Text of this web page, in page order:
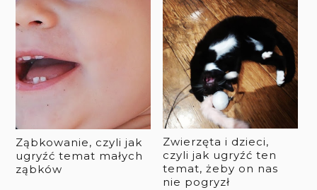
Ząbkowanie, czyli jak
ugryźć temat małych
ząbków
Zwierzęta i dzieci,
czyli jak ugryźć ten
temat, żeby on nas
nie pogryzł